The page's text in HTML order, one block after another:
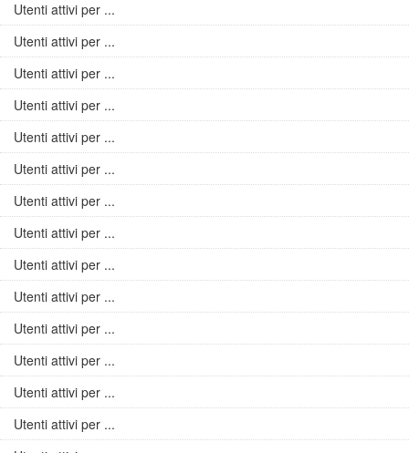
Utenti attivi per ...
Utenti attivi per ...
Utenti attivi per ...
Utenti attivi per ...
Utenti attivi per ...
Utenti attivi per ...
Utenti attivi per ...
Utenti attivi per ...
Utenti attivi per ...
Utenti attivi per ...
Utenti attivi per ...
Utenti attivi per ...
Utenti attivi per ...
Utenti attivi per ...